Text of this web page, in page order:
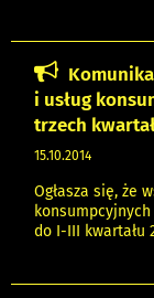
i usług
trzech
15.10.2014
Ogłasza się, że
do I-III kwartału